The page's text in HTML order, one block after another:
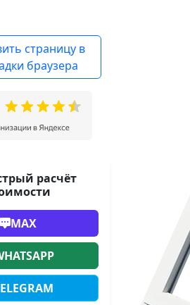
страницу в
браузера
расчёт
MAX